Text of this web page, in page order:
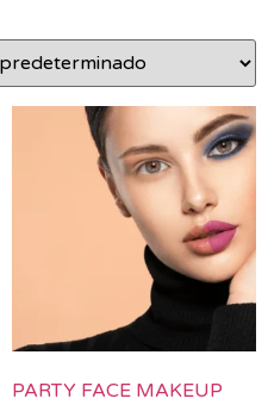
PARTY FACE MAKEUP